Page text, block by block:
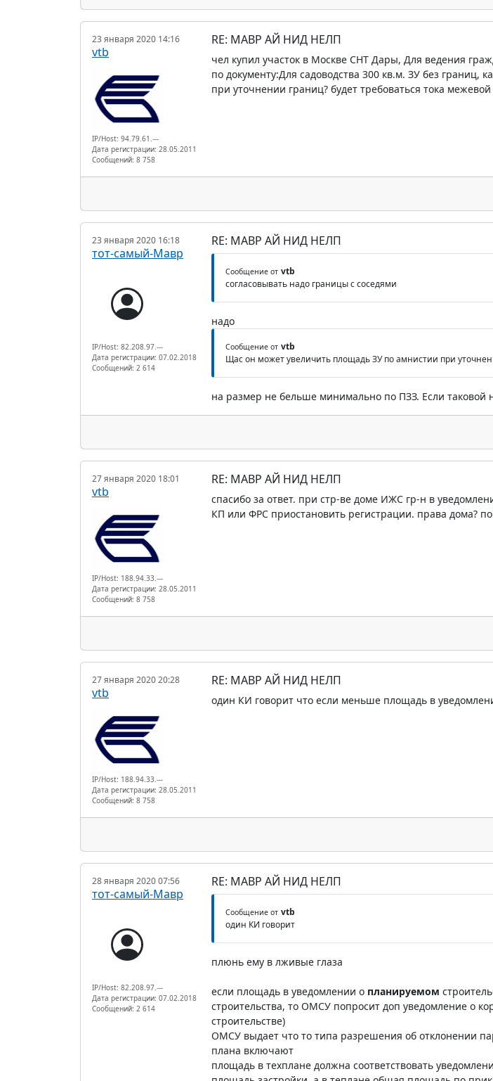
23 января 2020 14:16
vtb
IP/Host: 94.79.61.---
Дата регистрации: 28.05.2011
Сообщений: 8 758
RE: МАВР АЙ НИД НЕЛП
чел купил участок в Москве СНТ Дары, Для ведения
по документу:Для садоводства 300 кв.м. ЗУ без
при уточнении границ? будет требоваться тока
23 января 2020 16:18
тот-самый-Мавр
IP/Host: 82.208.97.---
Дата регистрации: 07.02.2018
Сообщений: 2 614
RE: МАВР АЙ НИД НЕЛП
Сообщение от vtb
согласовывать надо границы с соседями
надо
Сообщение от vtb
Щас он может увеличить площадь ЗУ по амнистии при
на размер не бельше минимально по ПЗЗ. Если таковой
27 января 2020 18:01
vtb
IP/Host: 188.94.33.---
Дата регистрации: 28.05.2011
Сообщений: 8 758
RE: МАВР АЙ НИД НЕЛП
спасибо за ответ. при стр-ве доме ИЖС гр-н в
КП или ФРС приостановить регистрации. права дома?
27 января 2020 20:28
vtb
IP/Host: 188.94.33.---
Дата регистрации: 28.05.2011
Сообщений: 8 758
RE: МАВР АЙ НИД НЕЛП
один КИ говорит что если меньше площадь в
28 января 2020 07:56
тот-самый-Мавр
IP/Host: 82.208.97.---
Дата регистрации: 07.02.2018
Сообщений: 2 614
RE: МАВР АЙ НИД НЕЛП
Сообщение от vtb
один КИ говорит
плюнь ему в лживые глаза
если площадь в уведомлении о планируемом
строительства, то ОМСУ попросит доп уведомление о
строительстве)
ОМСУ выдает что то типа разрешения об отклонении
плана включают
площадь в техплане должна соответствовать